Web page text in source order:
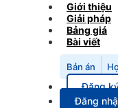
Giới thiệu
Giải pháp
Bảng giá
Bài viết
Bản án
Đăng
Đăng